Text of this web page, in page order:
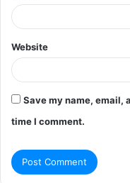
Website
Save my name, email,
time I comment.